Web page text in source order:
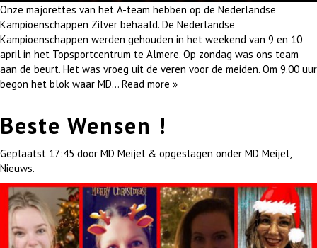
Onze majorettes van het A-team hebben op de Nederlandse
Kampioenschappen Zilver behaald. De Nederlandse
Kampioenschappen werden gehouden in het weekend van 9 en 10
april in het Topsportcentrum te Almere. Op zondag was ons team
aan de beurt. Het was vroeg uit de veren voor de meiden. Om 9.00 uur
begon het blok waar MD… Read more »
Beste Wensen !
Geplaatst 17:45 door MD Meijel & opgeslagen onder MD Meijel,
Nieuws.